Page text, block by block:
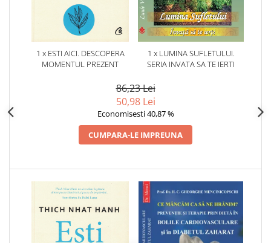
1 x ESTI AICI. DESCOPERA
MOMENTUL PREZENT
1 x LUMINA SUFLETULUI.
SERIA INVATA SA TE IERTI
86,23 Lei
50,98 Lei
Economisesti 40,87 %
CUMPARA-LE IMPREUNA